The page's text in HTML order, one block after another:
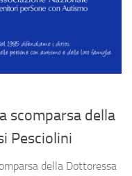
scomparsa della
Pesciolini
della Dottoressa